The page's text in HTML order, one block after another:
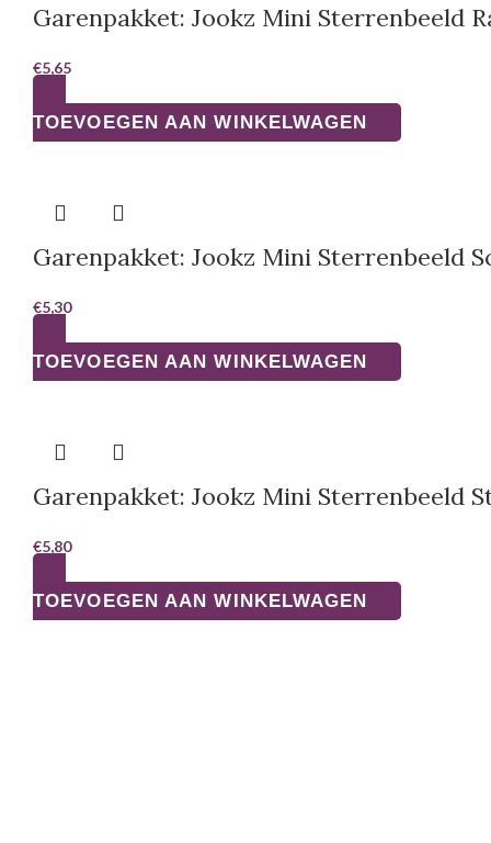
Garenpakket: Jookz Mini Sterrenbeeld
€5,65
TOEVOEGEN AAN WINKELWAGEN
Garenpakket: Jookz Mini Sterrenbeeld
€5,30
TOEVOEGEN AAN WINKELWAGEN
Garenpakket: Jookz Mini Sterrenbeeld
€5,80
TOEVOEGEN AAN WINKELWAGEN